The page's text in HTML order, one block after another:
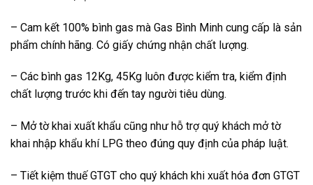
– Cam kết 100% bình gas mà Gas Bình Minh cung cấp là sản
phẩm chính hãng. Có giấy chứng nhận chất lượng.
– Các bình gas 12Kg, 45Kg luôn được kiểm tra, kiểm định
chất lượng trước khi đến tay người tiêu dùng.
– Mở tờ khai xuất khẩu cũng như hỗ trợ quý khách mở tờ
khai nhập khẩu khí LPG theo đúng quy định của pháp luật.
– Tiết kiệm thuế GTGT cho quý khách khi xuất hóa đơn GTGT